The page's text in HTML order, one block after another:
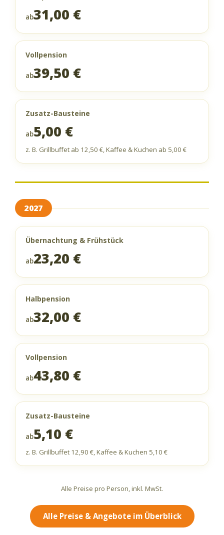
ab31,00 €
Vollpension
ab39,50 €
Zusatz-Bausteine
ab5,00 €
z. B. Grillbuffet ab 12,50 €, Kaffee & Kuchen ab 5,00 €
2027
Übernachtung & Frühstück
ab23,20 €
Halbpension
ab32,00 €
Vollpension
ab43,80 €
Zusatz-Bausteine
ab5,10 €
z. B. Grillbuffet 12,90 €, Kaffee & Kuchen 5,10 €
Alle Preise pro Person, inkl. MwSt.
Alle Preise & Angebote im Überblick